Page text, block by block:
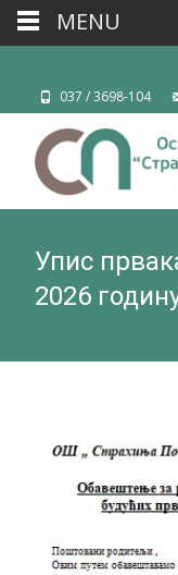
037 / 3698-104
Упис
2026
MENU